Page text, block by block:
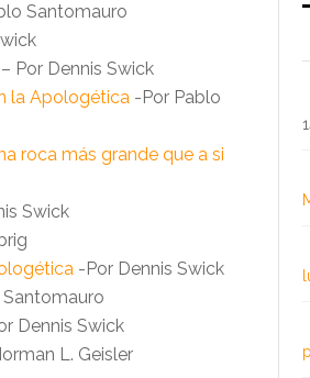
Santomauro
– Por Dennis Swick
la Apologética -Por Pablo
roca más grande que a si
Swick
-Por Dennis Swick
Dennis Swick
L. Geisler